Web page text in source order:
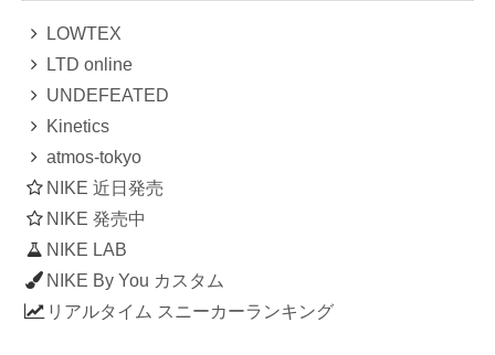
LOWTEX
LTD online
UNDEFEATED
Kinetics
atmos-tokyo
NIKE 近日発売
NIKE 発売中
NIKE LAB
NIKE By You カスタム
リアルタイム スニーカーランキング